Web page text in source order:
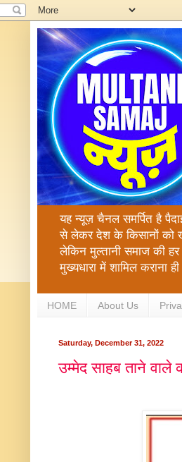
यह न्यूज़ चैनल समर्पित है
से लेकर देश के किसानों को
लेकिन मुल्तानी समाज की
मुख्यधारा में शामिल कराना
HOME About Us
Saturday, December 31, 2022
उम्मेद साहब ताने